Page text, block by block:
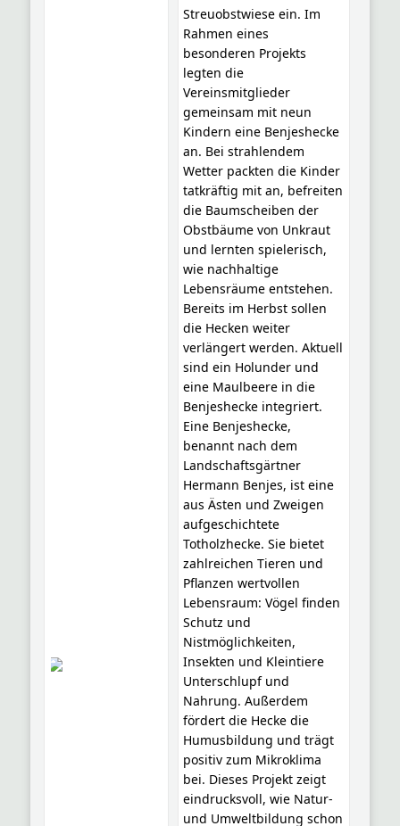
Streuobstwiese ein. Im
Rahmen eines
besonderen Projekts
legten die
Vereinsmitglieder
gemeinsam mit neun
Kindern eine Benjeshecke
an. Bei strahlendem
Wetter packten die Kinder
tatkräftig mit an, befreiten
die Baumscheiben der
Obstbäume von Unkraut
und lernten spielerisch,
wie nachhaltige
Lebensräume entstehen.
Bereits im Herbst sollen
die Hecken weiter
verlängert werden. Aktuell
sind ein Holunder und
eine Maulbeere in die
Benjeshecke integriert.
Eine Benjeshecke,
benannt nach dem
Landschaftsgärtner
Hermann Benjes, ist eine
aus Ästen und Zweigen
aufgeschichtete
Totholzhecke. Sie bietet
zahlreichen Tieren und
Pflanzen wertvollen
Lebensraum: Vögel finden
Schutz und
Nistmöglichkeiten,
Insekten und Kleintiere
Unterschlupf und
Nahrung. Außerdem
fördert die Hecke die
Humusbildung und trägt
positiv zum Mikroklima
bei. Dieses Projekt zeigt
eindrucksvoll, wie Natur-
und Umweltbildung schon